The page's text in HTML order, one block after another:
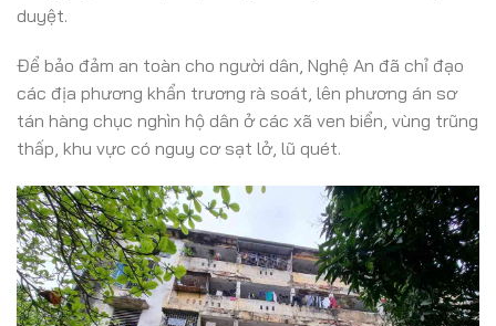
duyệt.
Để bảo đảm an toàn cho người dân, Nghệ An đã chỉ đạo
các địa phương khẩn trương rà soát, lên phương án sơ
tán hàng chục nghìn hộ dân ở các xã ven biển, vùng trũng
thấp, khu vực có nguy cơ sạt lở, lũ quét.